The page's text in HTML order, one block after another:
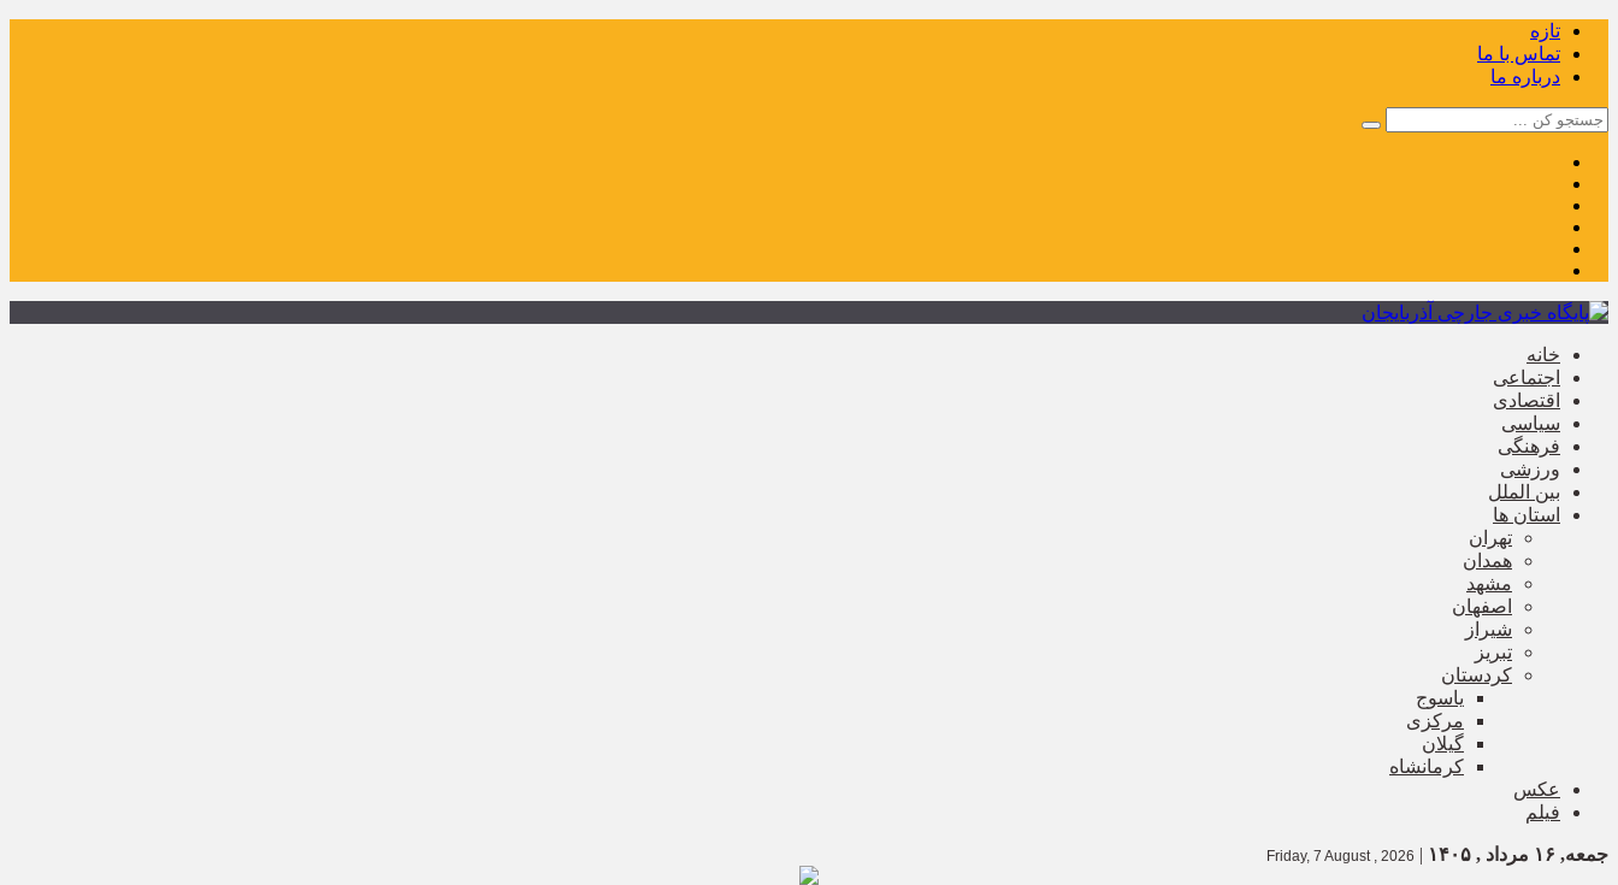
تازه
تماس با ما
درباره ما
خانه
اجتماعی
اقتصادی
سیاسی
فرهنگی
ورزشی
بین الملل
استان ها
تهران
همدان
مشهد
اصفهان
شیراز
تبریز
کردستان
یاسوج
مرکزی
گیلان
کرمانشاه
عکس
فیلم
جمعه, ۱۶ مرداد , ۱۴۰۵ |
Friday, 7 August , 2026